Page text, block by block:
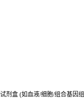
剂盒(如血液/细胞/组合基因组